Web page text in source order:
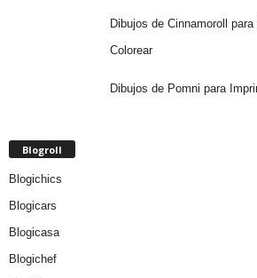
Dibujos de Cinnamoroll
Colorear
Dibujos de Pomni para
Blogroll
Blogichics
Blogicars
Blogicasa
Blogichef